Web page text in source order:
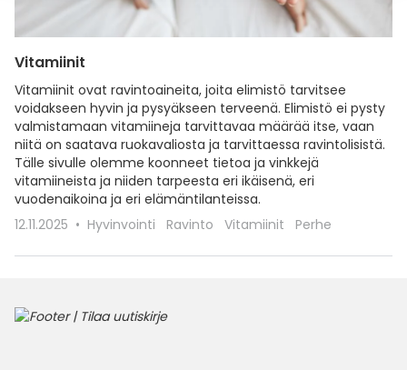
Vitamiinit
Vitamiinit ovat ravintoaineita, joita elimistö tarvitsee
voidakseen hyvin ja pysyäkseen terveenä. Elimistö ei pysty
valmistamaan vitamiineja tarvittavaa määrää itse, vaan
niitä on saatava ruokavaliosta ja tarvittaessa ravintolisistä.
Tälle sivulle olemme koonneet tietoa ja vinkkejä
vitamiineista ja niiden tarpeesta eri ikäisenä, eri
vuodenaikoina ja eri elämäntilanteissa.
12.11.2025
Hyvinvointi Ravinto Vitamiinit Perhe